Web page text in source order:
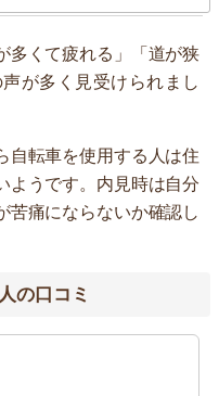
多くて疲れる」「道が狭
が多く見受けられまし
自転車を使用する人は住
ようです。内見時は自分
苦痛にならないか確認し
の口コミ